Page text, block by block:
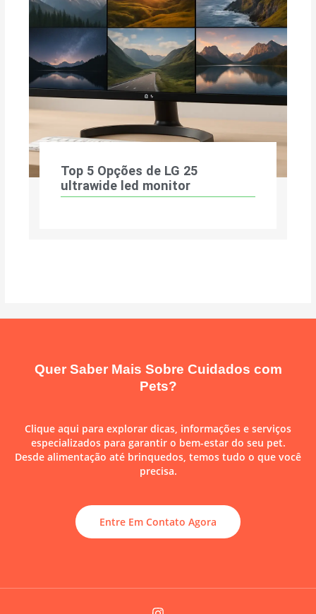
Top 5 Opções de LG 25
ultrawide led monitor
Quer Saber Mais Sobre Cuidados com
Pets?
Clique aqui para explorar dicas, informações e serviços
especializados para garantir o bem-estar do seu pet.
Desde alimentação até brinquedos, temos tudo o que você
precisa.
Entre Em Contato Agora